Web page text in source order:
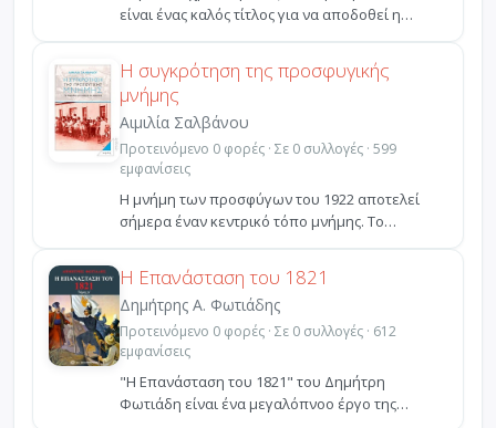
είναι ένας καλός τίτλος για να αποδοθεί η
πορεία του ελληνισ...
Η συγκρότηση της προσφυγικής
μνήμης
Αιμιλία Σαλβάνου
Προτεινόμενο 0 φορές · Σε 0 συλλογές · 599
εμφανίσεις
Η μνήμη των προσφύγων του 1922 αποτελεί
σήμερα έναν κεντρικό τόπο μνήμης. Το
αφήγημά της όμως έχει ι...
Η Επανάσταση του 1821
Δημήτρης Α. Φωτιάδης
Προτεινόμενο 0 φορές · Σε 0 συλλογές · 612
εμφανίσεις
"Η Επανάσταση του 1821" του Δημήτρη
Φωτιάδη είναι ένα μεγαλόπνοο έργο της